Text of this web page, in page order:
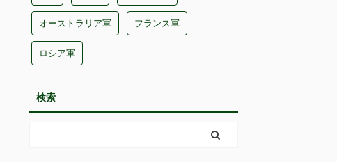
オーストラリア軍 フランス軍
ロシア軍
検索